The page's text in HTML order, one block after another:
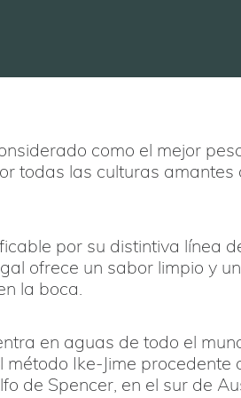
como el mejor
todas las culturas amantes
por su distintiva línea
ofrece un sabor limpio y
la boca.
en aguas de todo el
método Ike-Jime procedente
de Spencer, en el sur de